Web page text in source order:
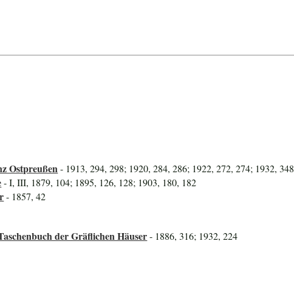
Ostpreußen- 1913, 294, 298; 1920, 284, 286; 1922, 272, 274; 1932, 348
- I, III, 1879, 104; 1895, 126, 128; 1903, 180, 182
- 1857, 42
der Gräflichen Häuser- 1886, 316; 1932, 224